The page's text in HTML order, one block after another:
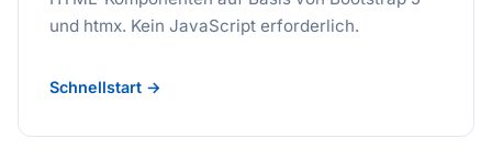
und htmx. Kein JavaScript erforderlich.
Schnellstart →